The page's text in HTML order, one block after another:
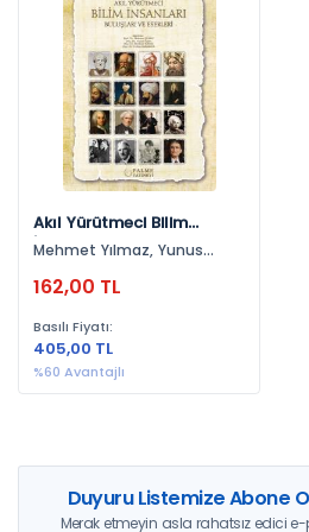
Yayınevlerine Göre
Palme Yayınevi (1)
Yıllara Göre
2023 (1)
Akıl Yürütmeci Bilim
İnsanları Buluşları Ve
Mehmet Yılmaz, Yunus
Karakaya
162,00 TL
Basılı Fiyatı:
405,00 TL
%60 Avantajlı
Duyuru Listemize Abone
Merak etmeyin asla rahatsız edici